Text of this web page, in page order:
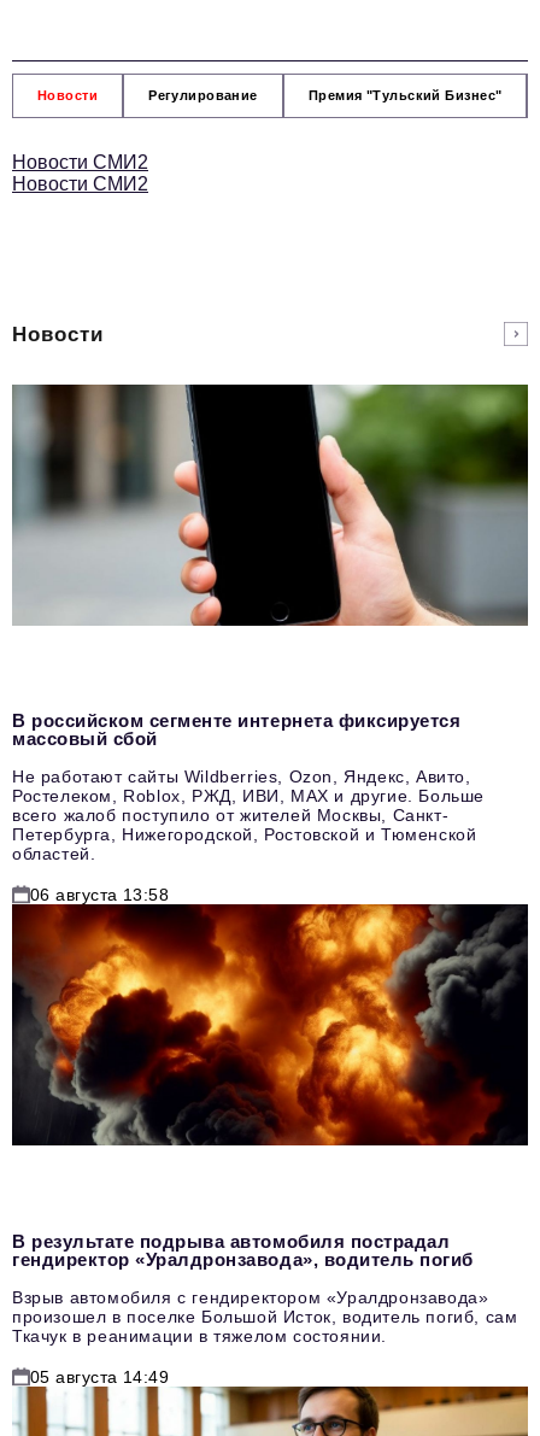
Новости Регулирование Премия "Тульский Бизнес"
Новости СМИ2
Новости СМИ2
Новости
В российском сегменте интернета фиксируется
массовый сбой
Не работают сайты Wildberries, Ozon, Яндекс, Авито,
Ростелеком, Roblox, РЖД, ИВИ, MAX и другие. Больше
всего жалоб поступило от жителей Москвы, Санкт-
Петербурга, Нижегородской, Ростовской и Тюменской
областей.
06 августа 13:58
В результате подрыва автомобиля пострадал
гендиректор «Уралдронзавода», водитель погиб
Взрыв автомобиля с гендиректором «Уралдронзавода»
произошел в поселке Большой Исток, водитель погиб, сам
Ткачук в реанимации в тяжелом состоянии.
05 августа 14:49